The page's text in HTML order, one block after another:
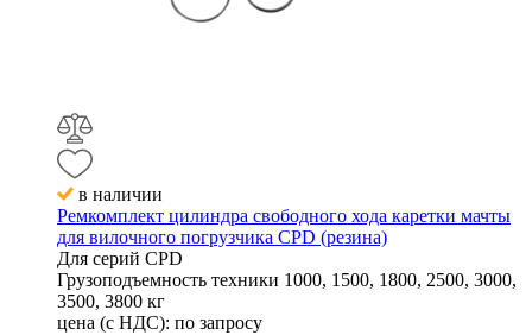
в наличии
Ремкомплект цилиндра свободного хода каретки мачты
для вилочного погрузчика CPD (резина)
Для серий CPD
Грузоподъемность техники 1000, 1500, 1800, 2500, 3000,
3500, 3800 кг
цена (с НДС): по запросу